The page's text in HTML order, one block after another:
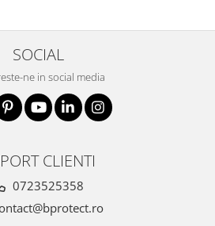
SOCIAL
ne in social media
CLIENTI
0723525358